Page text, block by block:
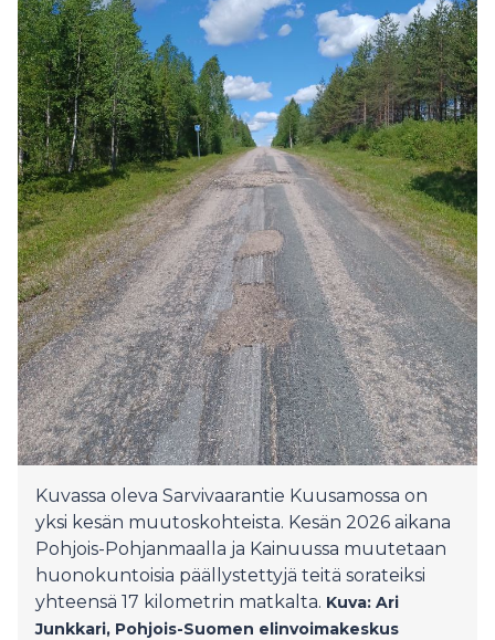
Kuvassa oleva Sarvivaarantie Kuusamossa on
yksi kesän muutoskohteista. Kesän 2026 aikana
Pohjois-Pohjanmaalla ja Kainuussa muutetaan
huonokuntoisia päällystettyjä teitä sorateiksi
yhteensä 17 kilometrin matkalta. Kuva: Ari
Junkkari, Pohjois-Suomen elinvoimakeskus